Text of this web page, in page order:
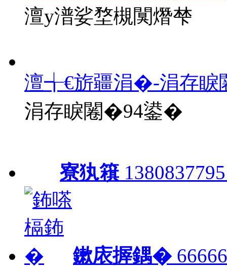
澶у潽娑堥槻闃熸梺
澶╅€旂疆涓�-涓存睙
涓存睙闂�94鍙�
寮犱簯
鏉庡搱鍝�